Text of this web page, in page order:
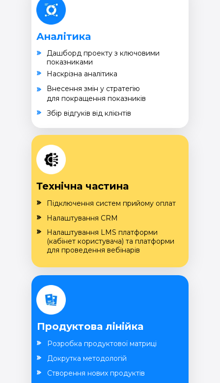
Аналітика
Дашборд проекту з ключовими
показниками
Внесення змін у стратегію
для покращення показників
Збір відгуків від клієнтів
Наскрізна аналітика
Технічна частина
Підключення систем прийому оплат
Налаштування LMS платформи
(кабінет користувача) та платформи
для проведення вебінарів
Налаштування CRM
Продуктова лінійка
Розробка продуктової матриці
Створення нових продуктів
Докрутка методологій